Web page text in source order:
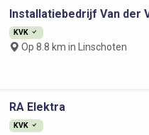
Installatiebedrijf Van der
KVK
Op 8.8 km in Linschoten
RA Elektra
KVK